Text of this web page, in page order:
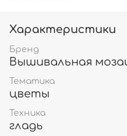
Характеристики
Бренд
Вышивальная
Тематика
цветы
Техника
гладь